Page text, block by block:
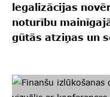
legalizācijas
noturību
gūtās atziņas un